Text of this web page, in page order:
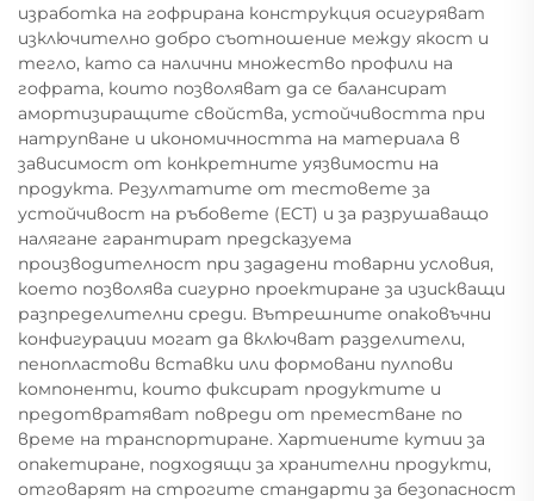
изработка на гофрирана конструкция осигуряват
изключително добро съотношение между якост и
тегло, като са налични множество профили на
гофрата, които позволяват да се балансират
амортизиращите свойства, устойчивостта при
натрупване и икономичността на материала в
зависимост от конкретните уязвимости на
продукта. Резултатите от тестовете за
устойчивост на ръбовете (ECT) и за разрушаващо
налягане гарантират предсказуема
производителност при зададени товарни условия,
което позволява сигурно проектиране за изискващи
разпределителни среди. Вътрешните опаковъчни
конфигурации могат да включват разделители,
пенопластови вставки или формовани пулпови
компоненти, които фиксират продуктите и
предотвратяват повреди от преместване по
време на транспортиране. Хартиените кутии за
опакетиране, подходящи за хранителни продукти,
отговарят на строгите стандарти за безопасност